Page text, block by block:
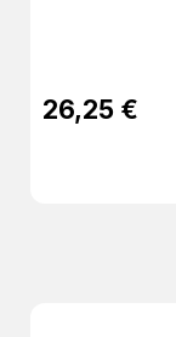
26,25 €